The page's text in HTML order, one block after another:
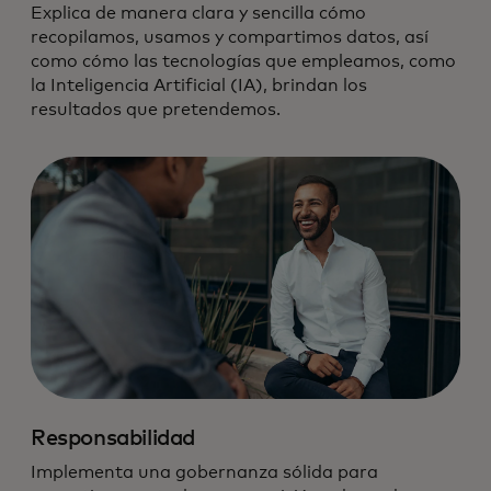
Explica de manera clara y sencilla cómo
recopilamos, usamos y compartimos datos, así
como cómo las tecnologías que empleamos, como
la Inteligencia Artificial (IA), brindan los
resultados que pretendemos.
Responsabilidad
Implementa una gobernanza sólida para